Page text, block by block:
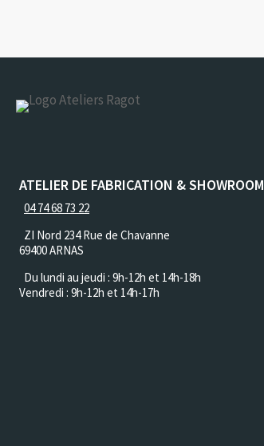
ATELIER DE FABRICATION & SHOWROOM
04 74 68 73 22
ZI Nord 234 Rue de Chavanne
69400 ARNAS
Du lundi au jeudi : 9h-12h et 14h-18h
Vendredi : 9h-12h et 14h-17h